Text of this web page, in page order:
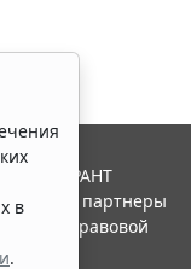
в
.
ГАРАНТ
и ее партнеры
правовой